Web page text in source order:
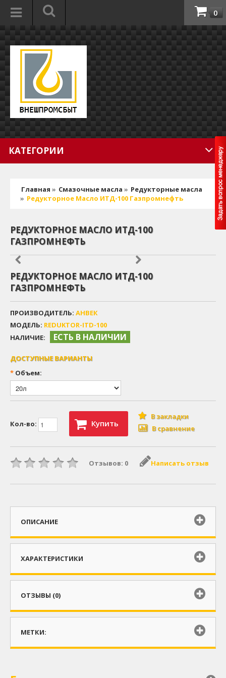
0
КАТЕГОРИИ
Главная » Смазочные масла » Редукторные масла
» Редукторное Масло ИТД-100 Газпромнефть
РЕДУКТОРНОЕ МАСЛО ИТД-100
ГАЗПРОМНЕФТЬ
РЕДУКТОРНОЕ МАСЛО ИТД-100
ГАЗПРОМНЕФТЬ
ПРОИЗВОДИТЕЛЬ: АНВЕК
МОДЕЛЬ: REDUKTOR-ITD-100
НАЛИЧИЕ:
ЕСТЬ В НАЛИЧИИ
ДОСТУПНЫЕ ВАРИАНТЫ
* Объем:
Кол-во: Купить
В закладки
В сравнение
Отзывов: 0 Написать отзыв
ОПИСАНИЕ
ХАРАКТЕРИСТИКИ
ОТЗЫВЫ (0)
МЕТКИ: